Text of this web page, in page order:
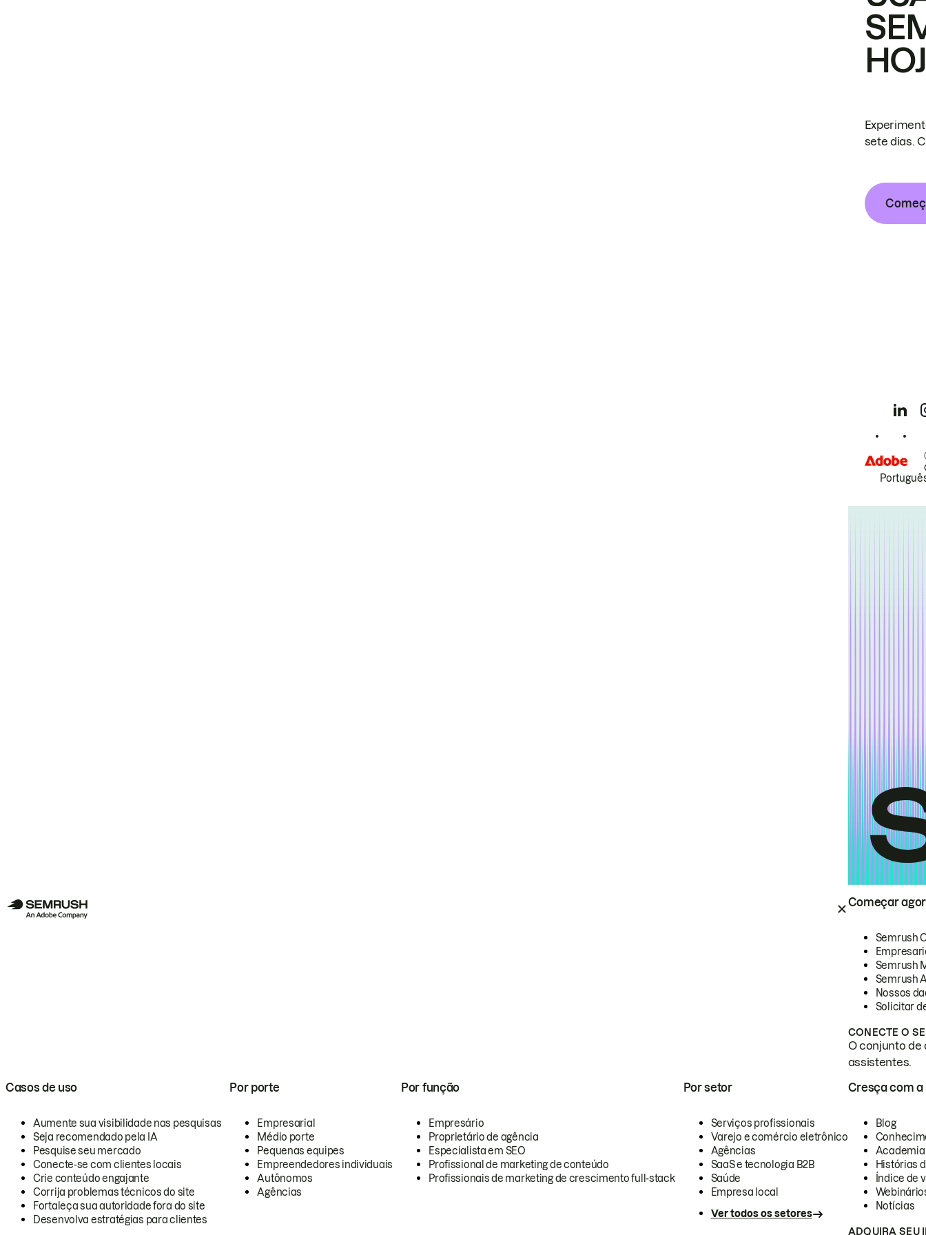
Começar
Semrush
Semrush
Semrush
Nossos
Solicitar
CONECTE O
O conjunto de
assistentes.
Casos de uso
Aumente sua visibilidade nas pesquisas
Seja recomendado pela IA
Pesquise seu mercado
Conecte-se com clientes locais
Crie conteúdo engajante
Corrija problemas técnicos do site
Fortaleça sua autoridade fora do site
Desenvolva estratégias para clientes
Por porte
Empresarial
Médio porte
Pequenas equipes
Empreendedores individuais
Autônomos
Agências
Por função
Empresário
Proprietário de agência
Especialista em SEO
Profissional de marketing de conteúdo
Profissionais de marketing de crescimento full-stack
Por setor
Serviços profissionais
Varejo e comércio eletrônico
Agências
SaaS e tecnologia B2B
Saúde
Empresa local
Ver todos os setores
Cresça com a
Blog
Academia
Histórias
Índice de
Notícias
ADQUIRA SEU
sete dias.